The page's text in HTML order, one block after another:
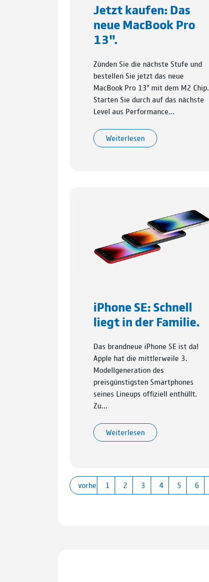
Jetzt kaufen: Das
neue MacBook Pro
13".
Zünden Sie die nächste Stufe und
bestellen Sie jetzt das neue
MacBook Pro 13" mit dem M2 Chip.
Starten Sie durch auf das nächste
Level aus Performance…
Weiterlesen
iPhone SE: Schnell
liegt in der Familie.
Das brandneue iPhone SE ist da!
Apple hat die mittlerweile 3.
Modellgeneration des
preisgünstigsten Smartphones
seines Lineups offiziell enthüllt.
Zu…
Weiterlesen
vorherige
1 2 3 4 5 6